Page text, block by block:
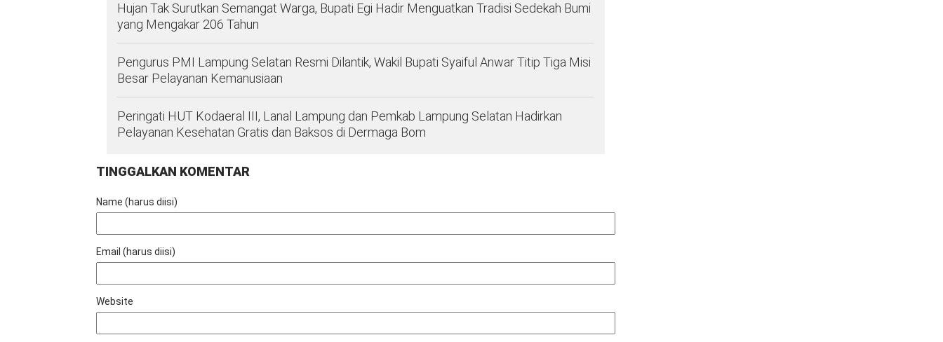
Hujan Tak Surutkan Semangat Warga, Bupati Egi Hadir Menguatkan Tradisi Sedekah Bumi
yang Mengakar 206 Tahun
Pengurus PMI Lampung Selatan Resmi Dilantik, Wakil Bupati Syaiful Anwar Titip Tiga Misi
Besar Pelayanan Kemanusiaan
Peringati HUT Kodaeral III, Lanal Lampung dan Pemkab Lampung Selatan Hadirkan
Pelayanan Kesehatan Gratis dan Baksos di Dermaga Bom
TINGGALKAN KOMENTAR
Name (harus diisi)
Email (harus diisi)
Website